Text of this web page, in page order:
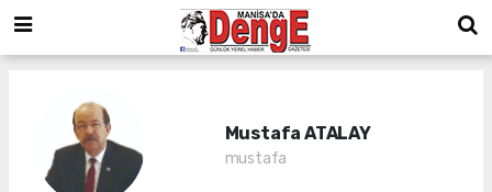
Mustafa ATALAY
mustafa